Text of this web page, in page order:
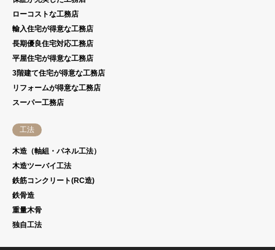
ローコストな工務店
輸入住宅が得意な工務店
長期優良住宅対応工務店
平屋住宅が得意な工務店
3階建て住宅が得意な工務店
リフォームが得意な工務店
スーパー工務店
工法
木造（軸組・パネル工法）
木造ツーバイ工法
鉄筋コンクリート(RC造)
鉄骨造
重量木骨
独自工法